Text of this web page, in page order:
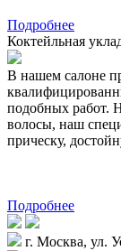
Подробнее
Коктейльная
В нашем салоне
подобных работ.
волосы, наш
прическу,
Подробнее
г. Москва, ул.